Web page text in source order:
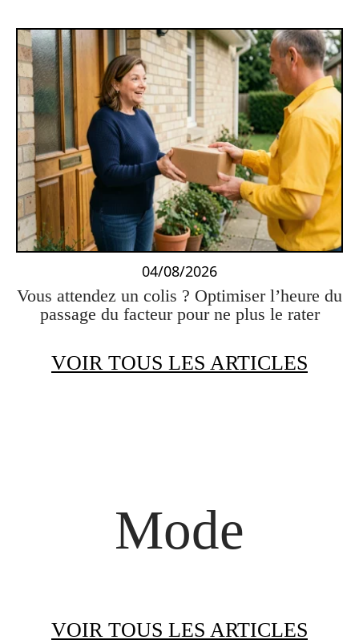
04/08/2026
Vous attendez un colis ? Optimiser l’heure du
passage du facteur pour ne plus le rater
VOIR TOUS LES ARTICLES
Mode
VOIR TOUS LES ARTICLES